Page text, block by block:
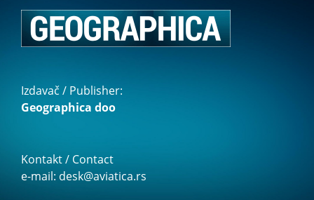
Izdavač / Publisher:
Geographica doo
Kontakt / Contact
e-mail: desk@aviatica.rs